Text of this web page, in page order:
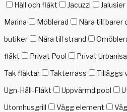
Häll och fläkt
Jacuzzi Jalusier
Marina
Möblerad Nära till barer
butiker
Nära till strand
fläkt
Privat Pool Privat
Tak fläktar
Takterrass Tilläggs
Ugn-Häll-Fläkt
Uppvärmd pool
Utomhusgrill
Vägg element